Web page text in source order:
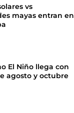
vs
mayas entran en
El Niño llega con
agosto y octubre